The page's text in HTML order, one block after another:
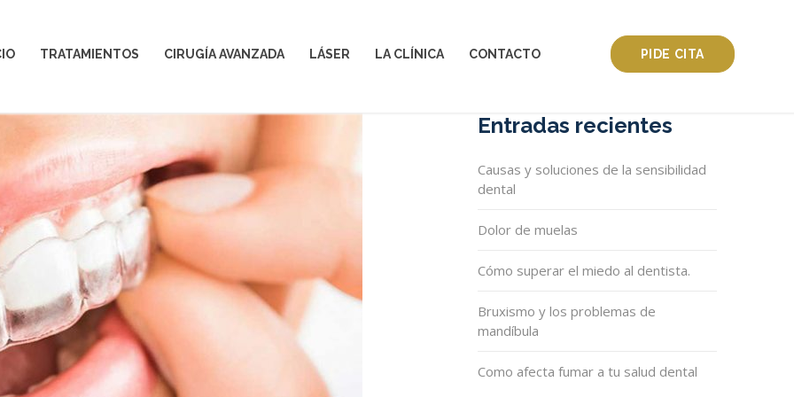
TRATAMIENTOS CIRUGÍA AVANZADA LÁSER LA CLÍNICA CONTACTO PIDE CITA
Entradas recientes
Causas y soluciones de la sensibilidad
dental
Dolor de muelas
Cómo superar el miedo al dentista.
Bruxismo y los problemas de
mandíbula
Como afecta fumar a tu salud dental